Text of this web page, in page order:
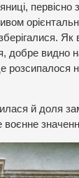
первісно
Як
добре видно
розсипалося
й доля
воєнне